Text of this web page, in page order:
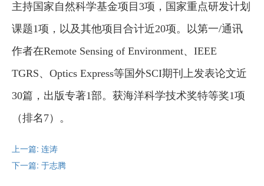
主持国家自然科学基金项目3项，国家重点研发计划
课题1项，以及其他项目合计近20项。以第一/通讯
作者在Remote Sensing of Environment、IEEE
TGRS、Optics Express等国外SCI期刊上发表论文近
30篇，出版专著1部。获海洋科学技术奖特等奖1项
（排名7）。
上一篇: 连涛
下一篇: 于志腾